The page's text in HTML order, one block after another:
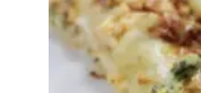
CHE
HAI
GIÀ
A